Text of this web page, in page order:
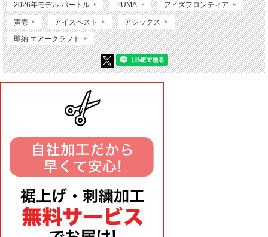
2026年モデル バートル PUMA アイズフロンティア
寅壱 アイスベスト アシックス
即納 エアークラフト